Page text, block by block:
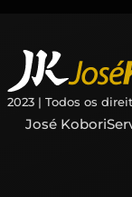
2023 | Todos os
José Kobori